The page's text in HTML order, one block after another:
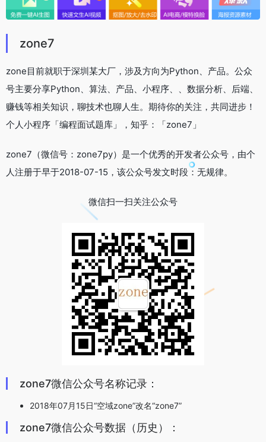
zone7
zone目前就职于深圳某大厂，涉及方向为Python、产品。公众
号主要分享Python、算法、产品、小程序、、数据分析、后端、
赚钱等相关知识，聊技术也聊人生。期待你的关注，共同进步！
个人小程序「编程面试题库」，知乎：「zone7」
zone7（微信号：zone7py）是一个优秀的开发者公众号，由个
人注册于早于2018-07-15，该公众号发文时段：无规律。
微信扫一扫关注公众号
zone7微信公众号名称记录：
2018年07月15日“空域zone”改名“zone7”
zone7微信公众号数据（历史）：